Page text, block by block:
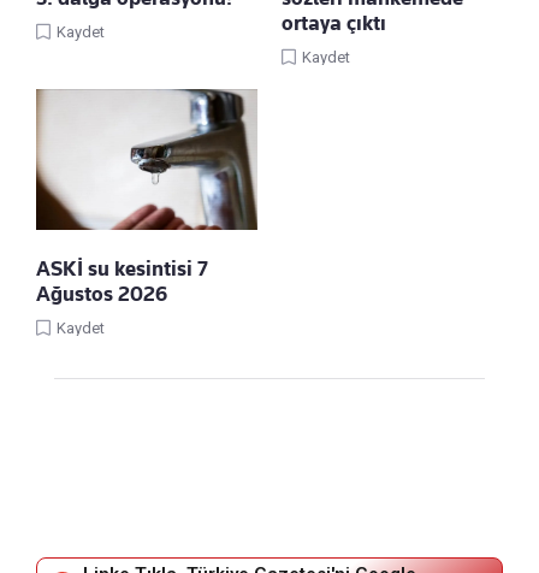
Kaydet
ortaya çıktı
Kaydet
ASKİ su kesintisi 7
Ağustos 2026
Kaydet